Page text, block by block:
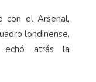
con el Arsenal,
londinense,
echó atrás la